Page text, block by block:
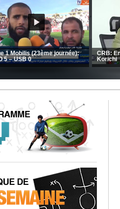
MCA:
succès
MFM
Brahim Zafour évoque la
du club